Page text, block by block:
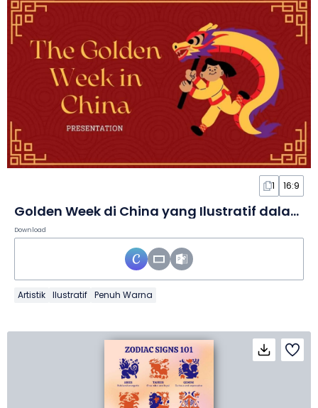
1 16:9
Golden Week di China yang Ilustratif dalam Slide
Download
Artistik Ilustratif Penuh Warna